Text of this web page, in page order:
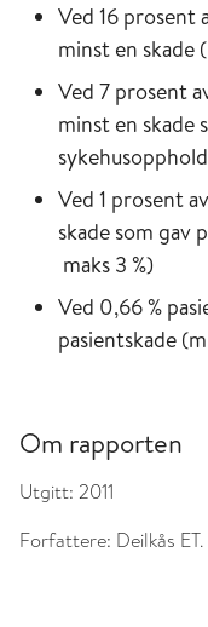
Ved 16 prosent
minst en skade
Ved 7 prosent
minst en
Ved 1 prosent
skade som gav
maks 3 %)
Ved 0,66 %
pasientskade
Om rapporten
Utgitt: 2011
Forfattere: Deilkås ET.